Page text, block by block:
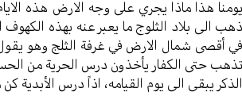
يومنا هذا ماذا يجري على وجه الارض هذه
ذهب الى بلاد الثلوج ما يعبر عنه بهذه الكهوف
في أقصى شمال الارض في غرفة الثلج وهو يقول
تذهب حتى الكفار يأخذون درس الحرية من
الذكر يبقى الى يوم القيامه، اذاً درس الأبدية